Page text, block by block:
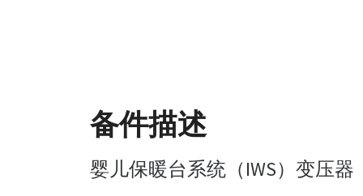
备件描述
婴儿保暖台系统（IWS）变压器